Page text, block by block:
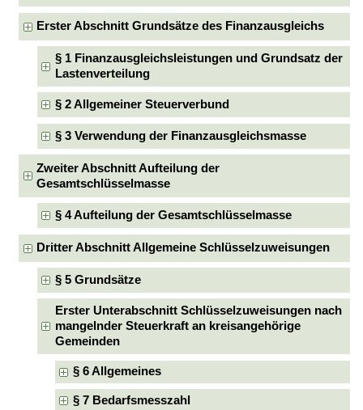
Erster Abschnitt Grundsätze des Finanzausgleichs
§ 1 Finanzausgleichsleistungen und Grundsatz der
Lastenverteilung
§ 2 Allgemeiner Steuerverbund
§ 3 Verwendung der Finanzausgleichsmasse
Zweiter Abschnitt Aufteilung der
Gesamtschlüsselmasse
§ 4 Aufteilung der Gesamtschlüsselmasse
Dritter Abschnitt Allgemeine Schlüsselzuweisungen
§ 5 Grundsätze
Erster Unterabschnitt Schlüsselzuweisungen nach
mangelnder Steuerkraft an kreisangehörige
Gemeinden
§ 6 Allgemeines
§ 7 Bedarfsmesszahl